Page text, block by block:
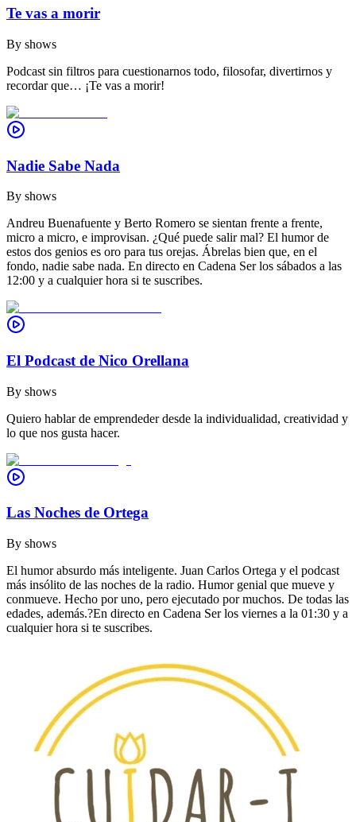
Te vas a morir
By shows
Podcast sin filtros para cuestionarnos todo, filosofar, divertirnos y
recordar que… ¡Te vas a morir!
Nadie Sabe Nada
By shows
Andreu Buenafuente y Berto Romero se sientan frente a frente,
micro a micro, e improvisan. ¿Qué puede salir mal? El humor de
estos dos genios es oro para tus orejas. Ábrelas bien que, en el
fondo, nadie sabe nada. En directo en Cadena Ser los sábados a las
12:00 y a cualquier hora si te suscribes.
El Podcast de Nico Orellana
By shows
Quiero hablar de emprendeder desde la individualidad, creatividad y
lo que nos gusta hacer.
Las Noches de Ortega
By shows
El humor absurdo más inteligente. Juan Carlos Ortega y el podcast
más insólito de las noches de la radio. Humor genial que mueve y
conmueve. Hecho por uno, pero ejecutado por muchos. De todas las
edades, además.?En directo en Cadena Ser los viernes a la 01:30 y a
cualquier hora si te suscribes.